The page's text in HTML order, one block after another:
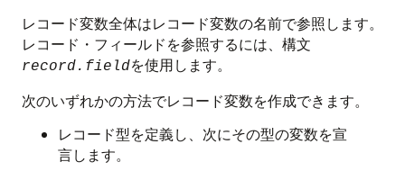
レコード変数全体はレコード変数の名前で参照します。
レコード・フィールドを参照するには、構文
record.fieldを使用します。
次のいずれかの方法でレコード変数を作成できます。
レコード型を定義し、次にその型の変数を宣
言します。